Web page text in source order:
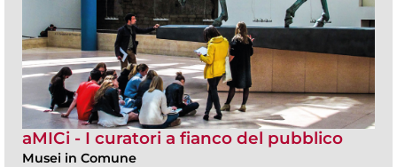
aMICi - I curatori a fianco del pubblico
Musei in Comune